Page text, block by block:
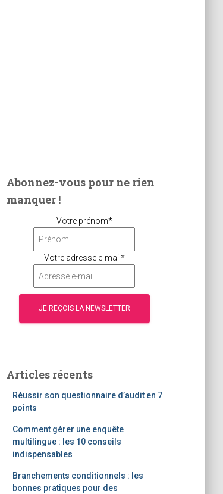
Abonnez-vous pour ne rien
manquer !
Votre prénom*
Votre adresse e-mail*
Articles récents
Réussir son questionnaire d’audit en 7
points
Comment gérer une enquête
multilingue : les 10 conseils
indispensables
Branchements conditionnels : les
bonnes pratiques pour des